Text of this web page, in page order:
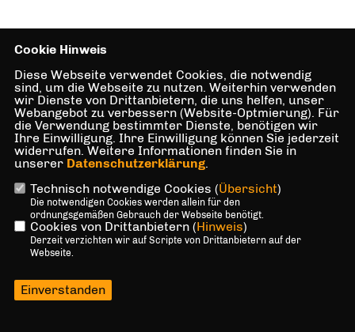
Cookie Hinweis
Diese Webseite verwendet Cookies, die notwendig
sind, um die Webseite zu nutzen. Weiterhin verwenden
wir Dienste von Drittanbietern, die uns helfen, unser
Webangebot zu verbessern (Website-Optmierung). Für
die Verwendung bestimmter Dienste, benötigen wir
Ihre Einwilligung. Ihre Einwilligung können Sie jederzeit
widerrufen. Weitere Informationen finden Sie in
unserer Datenschutzerklärung.
Technisch notwendige Cookies (Übersicht)
Die notwendigen Cookies werden allein für den
ordnungsgemäßen Gebrauch der Webseite benötigt.
Cookies von Drittanbietern (Hinweis)
Derzeit verzichten wir auf Scripte von Drittanbietern auf der
Webseite.
Einverstanden